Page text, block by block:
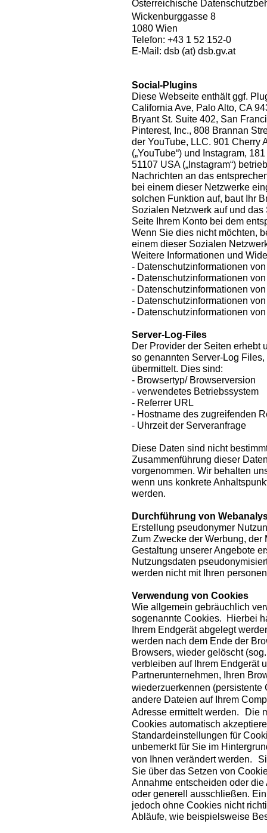
Österreichische
Wickenburggasse 8
1080 Wien
Telefon: +43 1 52 152-0
E-Mail: dsb (at) dsb.gv.at
Social-Plugins
Diese Webseite enthält ggf.
California Ave, Palo Alto, CA
Bryant St. Suite 402, San
Pinterest, Inc., 808 Brannan
der YouTube, LLC. 901 Cherry
(„YouTube“) und Instagram,
51107 USA („Instagram“)
Nachrichten an das
bei einem dieser Netzwerke
solchen Funktion auf, baut Ihr
Sozialen Netzwerk auf und
Seite Ihrem Konto bei dem
Wenn Sie dies nicht möchten,
einem dieser Sozialen
Weitere Informationen und
- Datenschutzinformationen
- Datenschutzinformationen
- Datenschutzinformationen
- Datenschutzinformationen
- Datenschutzinformationen
Server-Log-Files
Der Provider der Seiten erhebt
so genannten Server-Log
übermittelt. Dies sind:
- Browsertyp/ Browserversion
- verwendetes Betriebssystem
- Referrer URL
- Hostname des zugreifenden
- Uhrzeit der Serveranfrage
Diese Daten sind nicht
Zusammenführung dieser
vorgenommen. Wir behalten
wenn uns konkrete
werden.
Durchführung von
Erstellung pseudonymer
Zum Zwecke der Werbung, der
Gestaltung unserer Angebote
Nutzungsdaten
werden nicht mit Ihren
Verwendung von Cookies
Wie allgemein gebräuchlich
sogenannte Cookies. Hierbei
Ihrem Endgerät abgelegt
werden nach dem Ende der
Browsers, wieder gelöscht
verbleiben auf Ihrem Endgerät
Partnerunternehmen, Ihren
wiederzuerkennen
andere Dateien auf Ihrem
Adresse ermittelt werden. Die
Cookies automatisch
Standardeinstellungen für
unbemerkt für Sie im
von Ihnen verändert werden.
Sie über das Setzen von
Annahme entscheiden oder
oder generell ausschließen.
jedoch ohne Cookies nicht
Abläufe, wie beispielsweise